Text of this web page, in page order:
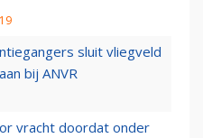
sluit vliegveld
bij ANVR
vracht doordat onder